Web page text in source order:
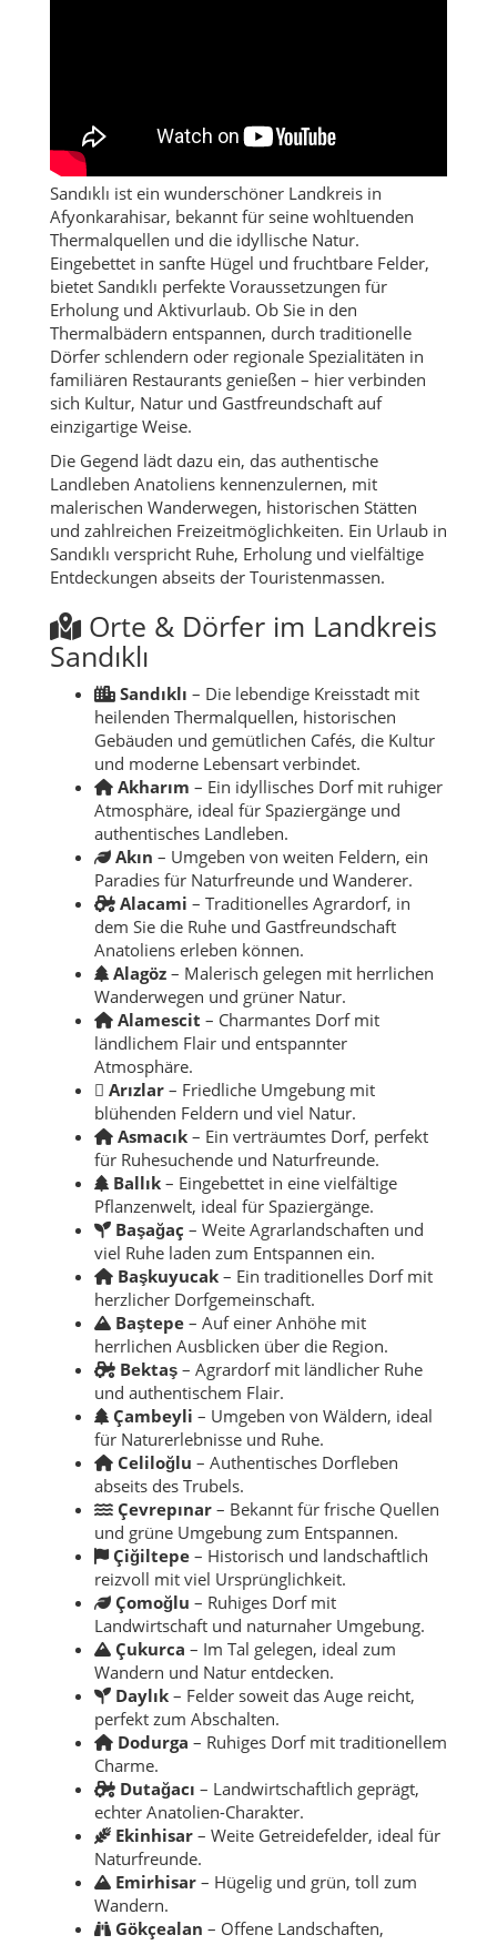
Sandıklı ist ein wunderschöner Landkreis in
Afyonkarahisar, bekannt für seine wohltuenden
Thermalquellen und die idyllische Natur.
Eingebettet in sanfte Hügel und fruchtbare Felder,
bietet Sandıklı perfekte Voraussetzungen für
Erholung und Aktivurlaub. Ob Sie in den
Thermalbädern entspannen, durch traditionelle
Dörfer schlendern oder regionale Spezialitäten in
familiären Restaurants genießen – hier verbinden
sich Kultur, Natur und Gastfreundschaft auf
einzigartige Weise.
Die Gegend lädt dazu ein, das authentische
Landleben Anatoliens kennenzulernen, mit
malerischen Wanderwegen, historischen Stätten
und zahlreichen Freizeitmöglichkeiten. Ein Urlaub in
Sandıklı verspricht Ruhe, Erholung und vielfältige
Entdeckungen abseits der Touristenmassen.
Orte & Dörfer im Landkreis
Sandıklı
Sandıklı – Die lebendige Kreisstadt mit
heilenden Thermalquellen, historischen
Gebäuden und gemütlichen Cafés, die Kultur
und moderne Lebensart verbindet.
Akharım – Ein idyllisches Dorf mit ruhiger
Atmosphäre, ideal für Spaziergänge und
authentisches Landleben.
Akın – Umgeben von weiten Feldern, ein
Paradies für Naturfreunde und Wanderer.
Alacami – Traditionelles Agrardorf, in
dem Sie die Ruhe und Gastfreundschaft
Anatoliens erleben können.
Alagöz – Malerisch gelegen mit herrlichen
Wanderwegen und grüner Natur.
Alamescit – Charmantes Dorf mit
ländlichem Flair und entspannter
Atmosphäre.
Arızlar – Friedliche Umgebung mit
blühenden Feldern und viel Natur.
Asmacık – Ein verträumtes Dorf, perfekt
für Ruhesuchende und Naturfreunde.
Ballık – Eingebettet in eine vielfältige
Pflanzenwelt, ideal für Spaziergänge.
Başağaç – Weite Agrarlandschaften und
viel Ruhe laden zum Entspannen ein.
Başkuyucak – Ein traditionelles Dorf mit
herzlicher Dorfgemeinschaft.
Baştepe – Auf einer Anhöhe mit
herrlichen Ausblicken über die Region.
Bektaş – Agrardorf mit ländlicher Ruhe
und authentischem Flair.
Çambeyli – Umgeben von Wäldern, ideal
für Naturerlebnisse und Ruhe.
Celiloğlu – Authentisches Dorfleben
abseits des Trubels.
Çevrepınar – Bekannt für frische Quellen
und grüne Umgebung zum Entspannen.
Çiğiltepe – Historisch und landschaftlich
reizvoll mit viel Ursprünglichkeit.
Çomoğlu – Ruhiges Dorf mit
Landwirtschaft und naturnaher Umgebung.
Çukurca – Im Tal gelegen, ideal zum
Wandern und Natur entdecken.
Daylık – Felder soweit das Auge reicht,
perfekt zum Abschalten.
Dodurga – Ruhiges Dorf mit traditionellem
Charme.
Dutağacı – Landwirtschaftlich geprägt,
echter Anatolien-Charakter.
Ekinhisar – Weite Getreidefelder, ideal für
Naturfreunde.
Emirhisar – Hügelig und grün, toll zum
Wandern.
Gökçealan – Offene Landschaften,